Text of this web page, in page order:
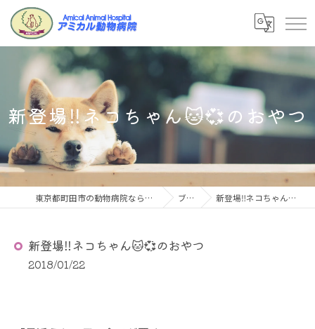
新登場‼ネコちゃん🐱💞のおやつ
東京都町田市の動物病院ならアミカル動物病院 ブログ 新登場‼ネコちゃん🐱💞のおやつ
新登場‼ネコちゃん🐱💞のおやつ
2018/01/22